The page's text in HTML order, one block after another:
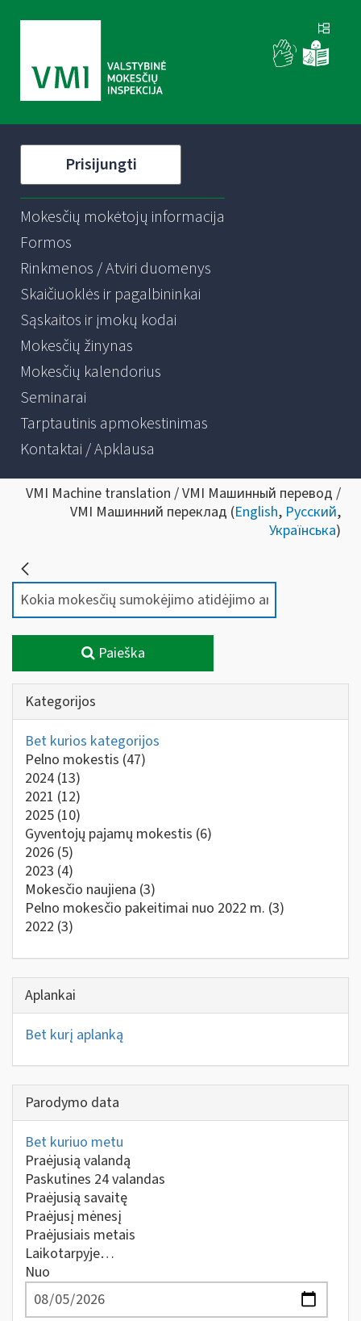
Prisijungti
Mokesčių mokėtojų informacija
Formos
Rinkmenos / Atviri duomenys
Skaičiuoklės ir pagalbininkai
Sąskaitos ir įmokų kodai
Mokesčių žinynas
Mokesčių kalendorius
Seminarai
Tarptautinis apmokestinimas
Kontaktai / Apklausa
VMI Machine translation / VMI Машинный перевод /
VMI Машинний переклад (English, Русский,
Українська)
Paieška
Kategorijos
Bet kurios kategorijos
Pelno mokestis (47)
2024 (13)
2021 (12)
2025 (10)
Gyventojų pajamų mokestis (6)
2026 (5)
2023 (4)
Mokesčio naujiena (3)
Pelno mokesčio pakeitimai nuo 2022 m. (3)
2022 (3)
Aplankai
Bet kurį aplanką
Parodymo data
Bet kuriuo metu
Praėjusią valandą
Paskutines 24 valandas
Praėjusią savaitę
Praėjusį mėnesį
Praėjusiais metais
Laikotarpyje…
Nuo